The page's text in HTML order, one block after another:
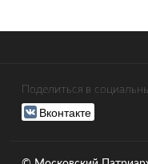
Поделиться в
Вконтакте